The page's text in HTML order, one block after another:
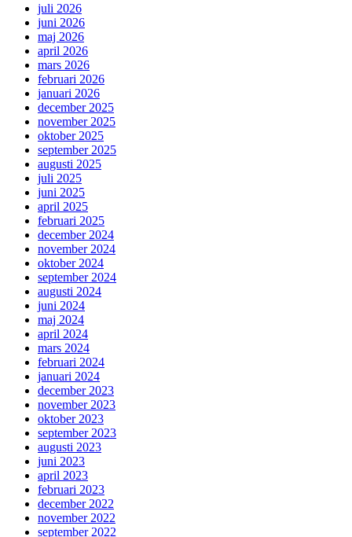
juli 2026
juni 2026
maj 2026
april 2026
mars 2026
februari 2026
januari 2026
december 2025
november 2025
oktober 2025
september 2025
augusti 2025
juli 2025
juni 2025
april 2025
februari 2025
december 2024
november 2024
oktober 2024
september 2024
augusti 2024
juni 2024
maj 2024
april 2024
mars 2024
februari 2024
januari 2024
december 2023
november 2023
oktober 2023
september 2023
augusti 2023
juni 2023
april 2023
februari 2023
december 2022
november 2022
september 2022